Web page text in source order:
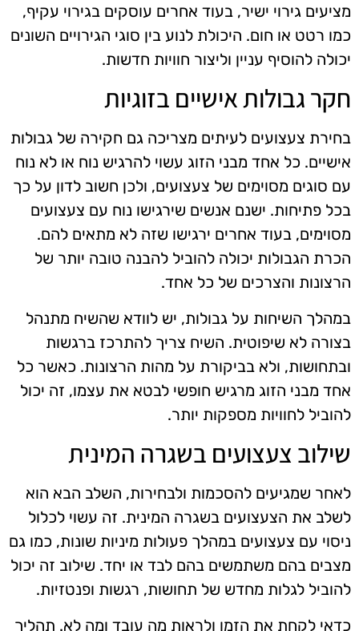
מציעים גירוי ישיר, בעוד אחרים עוסקים בגירוי עקיף,
כמו רטט או חום. היכולת לנוע בין סוגי הגירויים השונים
יכולה להוסיף עניין וליצור חוויות חדשות.
חקר גבולות אישיים בזוגיות
בחירת צעצועים לעיתים מצריכה גם חקירה של גבולות
אישיים. כל אחד מבני הזוג עשוי להרגיש נוח או לא נוח
עם סוגים מסוימים של צעצועים, ולכן חשוב לדון על כך
בכל פתיחות. ישנם אנשים שירגישו נוח עם צעצועים
מסוימים, בעוד אחרים ירגישו שזה לא מתאים להם.
הכרת הגבולות יכולה להוביל להבנה טובה יותר של
הרצונות והצרכים של כל אחד.
במהלך השיחות על גבולות, יש לוודא שהשיח מתנהל
בצורה לא שיפוטית. השיח צריך להתרכז ברגשות
ובתחושות, ולא בביקורת על מהות הרצונות. כאשר כל
אחד מבני הזוג מרגיש חופשי לבטא את עצמו, זה יכול
להוביל לחוויות מספקות יותר.
שילוב צעצועים בשגרה המינית
לאחר שמגיעים להסכמות ולבחירות, השלב הבא הוא
לשלב את הצעצועים בשגרה המינית. זה עשוי לכלול
ניסוי עם צעצועים במהלך פעולות מיניות שונות, כמו גם
מצבים בהם משתמשים בהם לבד או יחד. שילוב זה יכול
להוביל לגלות מחדש של תחושות, רגשות ופנטזיות.
כדאי לקחת את הזמן ולראות מה עובד ומה לא. תהליך